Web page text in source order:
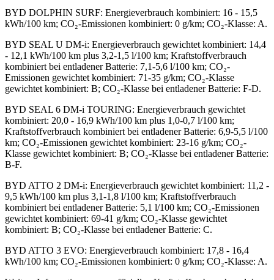
BYD DOLPHIN SURF: Energieverbrauch kombiniert: 16 - 15,5
kWh/100 km; CO₂-Emissionen kombiniert: 0 g/km; CO₂-Klasse: A.
BYD SEAL U DM-i: Energieverbrauch gewichtet kombiniert: 14,4
- 12,1 kWh/100 km plus 3,2-1,5 l/100 km; Kraftstoffverbrauch
kombiniert bei entladener Batterie: 7,1-5,6 l/100 km; CO₂-
Emissionen gewichtet kombiniert: 71-35 g/km; CO₂-Klasse
gewichtet kombiniert: B; CO₂-Klasse bei entladener Batterie: F-D.
BYD SEAL 6 DM-i TOURING: Energieverbrauch gewichtet
kombiniert: 20,0 - 16,9 kWh/100 km plus 1,0-0,7 l/100 km;
Kraftstoffverbrauch kombiniert bei entladener Batterie: 6,9-5,5 l/100
km; CO₂-Emissionen gewichtet kombiniert: 23-16 g/km; CO₂-
Klasse gewichtet kombiniert: B; CO₂-Klasse bei entladener Batterie:
B-F.
BYD ATTO 2 DM-i: Energieverbrauch gewichtet kombiniert: 11,2 -
9,5 kWh/100 km plus 3,1-1,8 l/100 km; Kraftstoffverbrauch
kombiniert bei entladener Batterie: 5,1 l/100 km; CO₂-Emissionen
gewichtet kombiniert: 69-41 g/km; CO₂-Klasse gewichtet
kombiniert: B; CO₂-Klasse bei entladener Batterie: C.
BYD ATTO 3 EVO: Energieverbrauch kombiniert: 17,8 - 16,4
kWh/100 km; CO₂-Emissionen kombiniert: 0 g/km; CO₂-Klasse: A.